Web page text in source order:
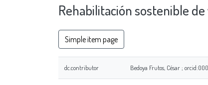
Rehabilitación sostenible
Simple item page
dc.contributor Bedoya Frutos, César ;